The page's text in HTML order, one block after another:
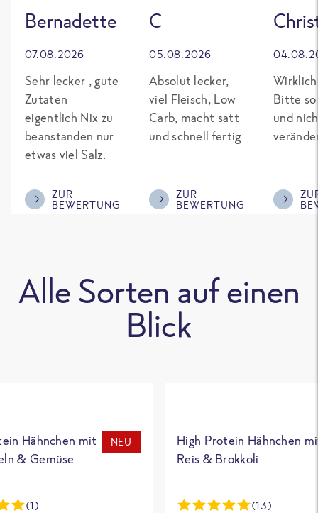
Bernadette
07.08.2026
Sehr lecker , gute
Zutaten
eigentlich Nix zu
beanstanden nur
etwas viel Salz.
ZUR
BEWERTUNG
C
05.08.2026
Absolut lecker,
viel Fleisch, Low
Carb, macht satt
und schnell fertig
ZUR
BEWERTUNG
Bitte so
und
Alle Sorten auf einen
Blick
Hähnchen mit
& Gemüse
NEU
(1)
High Protein Hähnchen
Reis & Brokkoli
(13)